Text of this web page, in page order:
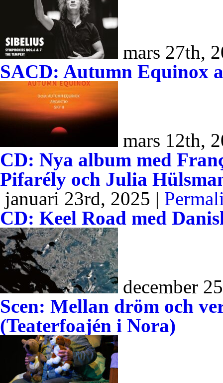
mars 27th,
SACD: Autumn Equinox
mars 12th,
CD: Nya album med
Pifarély och Julia
januari 23rd, 2025 |
CD: Keel Road med
december
Scen: Mellan dröm och
(Teaterfoajén i Nora)